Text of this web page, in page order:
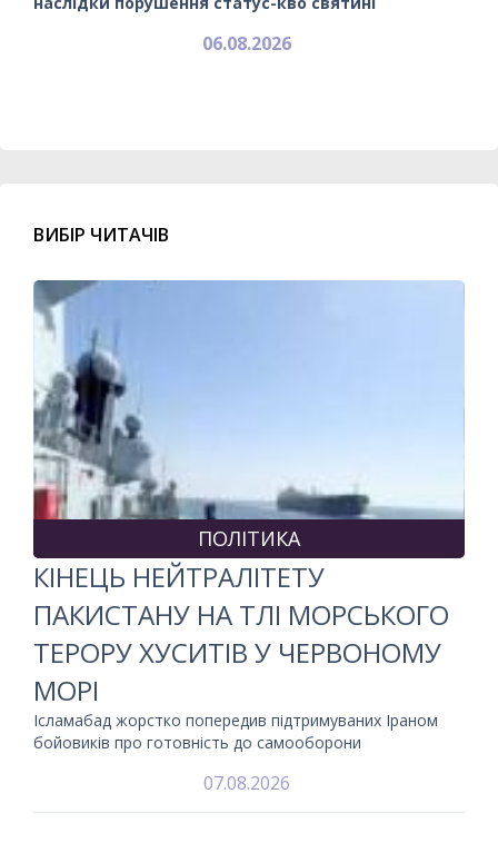
06.08.2026
ВИБІР ЧИТАЧІВ
ПОЛІТИКА
КІНЕЦЬ НЕЙТРАЛІТЕТУ
ПАКИСТАНУ НА ТЛІ МОРСЬКОГО
ТЕРОРУ ХУСИТІВ У ЧЕРВОНОМУ
МОРІ
Ісламабад жорстко попередив підтримуваних Іраном
бойовиків про готовність до самооборони
07.08.2026